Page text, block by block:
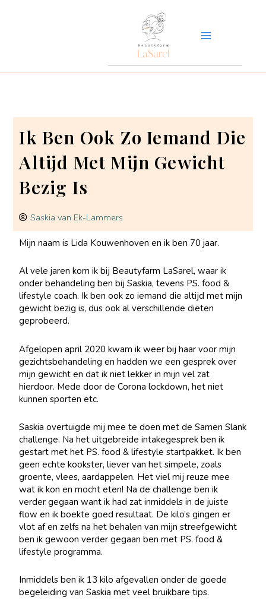
Ik Ben Ook Zo Iemand Die
Altijd Met Mijn Gewicht
Bezig Is
Saskia van Ek-Lammers
Mijn naam is Lida Kouwenhoven en ik ben 70 jaar.
Al vele jaren kom ik bij Beautyfarm LaSarel, waar ik
onder behandeling ben bij Saskia, tevens PS. food &
lifestyle coach. Ik ben ook zo iemand die altijd met mijn
gewicht bezig is, dus ook al verschillende diëten
geprobeerd.
Afgelopen april 2020 kwam ik weer bij haar voor mijn
gezichtsbehandeling en hadden we een gesprek over
mijn gewicht en dat ik niet lekker in mijn vel zat
hierdoor. Mede door de Corona lockdown, het niet
kunnen sporten etc.
Saskia overtuigde mij mee te doen met de Samen Slank
challenge. Na het uitgebreide intakegesprek ben ik
gestart met het PS. food & lifestyle startpakket. Ik ben
geen echte kookster, liever van het simpele, zoals
groente, vlees, aardappelen. Het viel mij reuze mee
wat ik kon en mocht eten! Na de challenge ben ik
verder gegaan want ik had zat inmiddels in de juiste
flow en ik boekte goed resultaat. De kilo’s gingen er
vlot af en zelfs na het behalen van mijn streefgewicht
ben ik gewoon verder gegaan ben met PS. food &
lifestyle programma.
Inmiddels ben ik 13 kilo afgevallen onder de goede
begeleiding van Saskia met veel bruikbare tips.